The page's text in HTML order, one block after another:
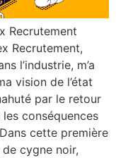
Recrutement
Recrutement,
l’industrie, m’a
vision de l’état
par le retour
conséquences
cette première
cygne noir,